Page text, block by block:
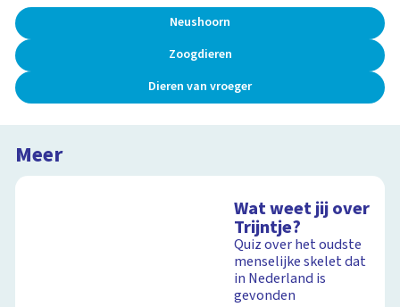
Neushoorn
Zoogdieren
Dieren van vroeger
Meer
Wat weet jij over
Trijntje?
Quiz over het oudste
menselijke skelet dat
in Nederland is
gevonden